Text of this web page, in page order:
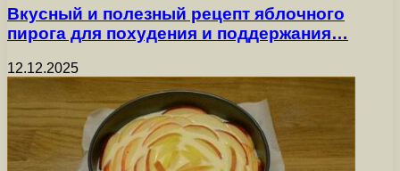
Вкусный и полезный рецепт яблочного
пирога для похудения и поддержания…
12.12.2025